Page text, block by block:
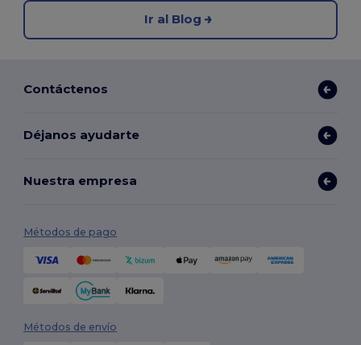
Ir al Blog
Contáctenos
Déjanos ayudarte
Nuestra empresa
Métodos de pago
Métodos de envío